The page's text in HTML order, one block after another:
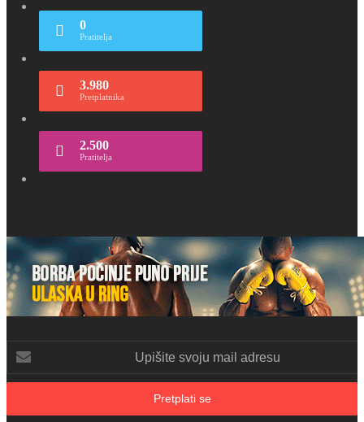
0
Pratitelja
3.980
Pretplatnika
2.500
Pratitelja
svoju